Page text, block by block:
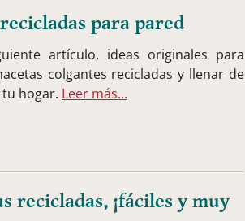
para pared
artículo, ideas originales para
colgantes recicladas y llenar de
hogar. Leer más...
recicladas, ¡fáciles y muy